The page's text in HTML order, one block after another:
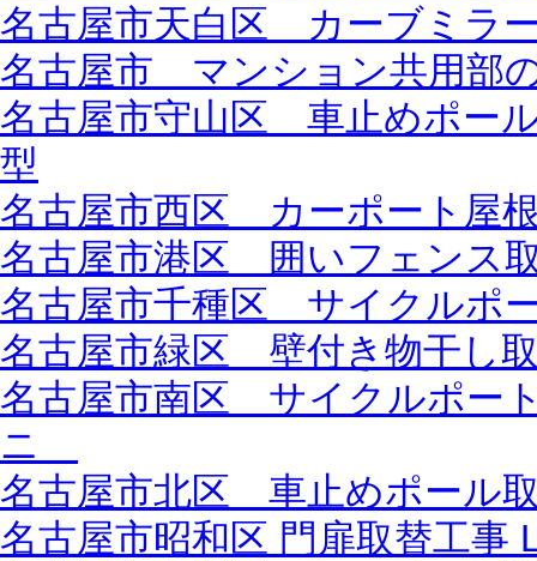
名古屋市天白区 カーブミラ
名古屋市 マンション共用部
名古屋市守山区 車止めポー
型
名古屋市西区 カーポート屋
名古屋市港区 囲いフェンス
名古屋市千種区 サイクルポ
名古屋市緑区 壁付き物干し
名古屋市南区 サイクルポー
ニ
名古屋市北区 車止めポール
名古屋市昭和区 門扉取替工